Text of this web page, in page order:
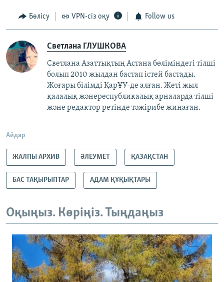
Бөлісу VPN-сіз оқу Follow us
Светлана ГЛУШКОВА
Светлана Азаттықтың Астана бөліміндегі тілші
болып 2010 жылдан бастап істей бастады.
Жоғары білімді ҚарҰУ-де алған. Жеті жыл
қалалық жәнереспубликалық арналарда тілші
және редактор ретінде тәжірибе жинаған.
Айдар
ЖАЛПЫ АРХИВ ӘЛЕУМЕТ ҚАЗАҚСТАН
БАС ТАҚЫРЫПТАР АДАМ ҚҰҚЫҚТАРЫ
Оқыңыз. Көріңіз. Тыңдаңыз